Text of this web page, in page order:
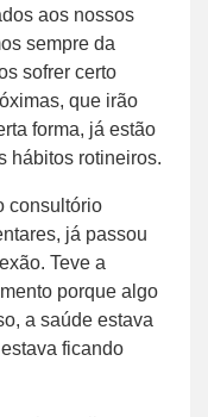
aos nossos
sempre da
sofrer certo
que irão
forma, já estão
hábitos rotineiros.
consultório
já passou
Teve a
porque algo
a saúde estava
ficando